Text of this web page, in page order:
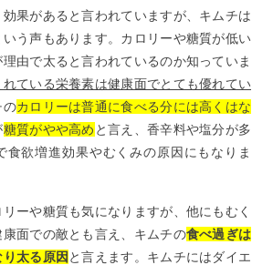
果があると言われていますが、キムチは
う声もあります。カロリーや糖質が低い
由で太ると言われているのか知っていま
れている栄養素は健康面でとても優れてい
のカロリーは普通に食べる分には高くはな
糖質がやや高め と言え、香辛料や塩分が多
食欲増進効果やむくみの原因にもなりま
ーや糖質も気になりますが、他にもむく
面での敵とも言え、キムチの食べ過ぎは
太る原因 と言えます。キムチにはダイエ